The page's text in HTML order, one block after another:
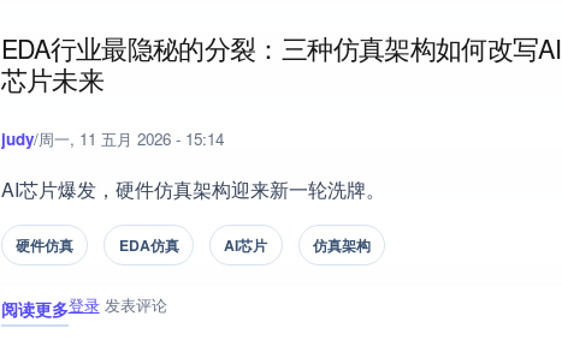
EDA行业最隐秘的分裂：三种仿真架构如何改写AI
芯片未来
judy/周一, 11 五月 2026 - 15:14
AI芯片爆发，硬件仿真架构迎来新一轮洗牌。
硬件仿真 EDA仿真 AI芯片 仿真架构
阅读更多
关于 EDA行业最隐秘的分裂：三种仿真架构如何改写AI芯片未来
登录发表评论